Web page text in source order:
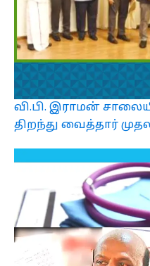
வி.பி. இராமன்
திறந்து வைத்தார்